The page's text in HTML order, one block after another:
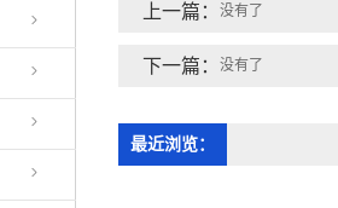
上一篇： 没有了
下一篇： 没有了
最近浏览：